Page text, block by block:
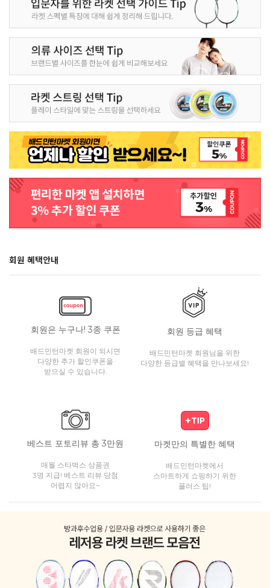
회원 혜택안내
회원은 누구나! 3종 쿠폰
배드민턴마켓 회원이 되시면
다양한 추가 할인쿠폰을
받으실 수 있습니다.
회원 등급 혜택
배드민턴마켓 회원님을 위한
다양한 등급별 혜택을 만나보세요!
베스트 포토리뷰 총 3만원
매월 스타벅스 상품권
3명 지급! 베스트 리뷰 당첨
어렵지 않아요~
마켓만의 특별한 혜택
배드민턴마켓에서
스마트하게 쇼핑하기 위한
플러스 팁!